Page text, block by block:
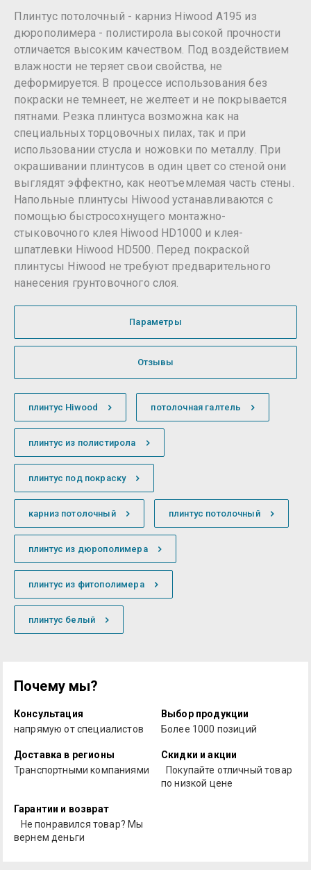
Плинтус потолочный - карниз Hiwood A195 из
дюрополимера - полистирола высокой прочности
отличается высоким качеством. Под воздействием
влажности не теряет свои свойства, не
деформируется. В процессе использования без
покраски не темнеет, не желтеет и не покрывается
пятнами. Резка плинтуса возможна как на
специальных торцовочных пилах, так и при
использовании стусла и ножовки по металлу. При
окрашивании плинтусов в один цвет со стеной они
выглядят эффектно, как неотъемлемая часть стены.
Напольные плинтусы Hiwood устанавливаются с
помощью быстросохнущего монтажно-
стыковочного клея Hiwood HD1000 и клея-
шпатлевки Hiwood HD500. Перед покраской
плинтусы Hiwood не требуют предварительного
нанесения грунтовочного слоя.
Параметры
Отзывы
плинтус Hiwood потолочная галтель
плинтус из полистирола
плинтус под покраску
карниз потолочный плинтус потолочный
плинтус из дюрополимера
плинтус из фитополимера
плинтус белый
Почему мы?
Консультация
напрямую от специалистов
Выбор продукции
Более 1000 позиций
Доставка в регионы
Транспортными компаниями
Скидки и акции
Покупайте отличный товар
по низкой цене
Гарантии и возврат
Не понравился товар? Мы
вернем деньги